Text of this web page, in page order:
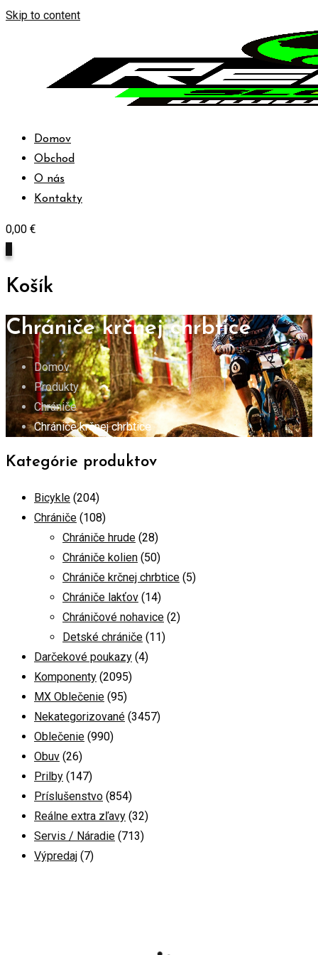
Skip to content
Domov
Obchod
O nás
Kontakty
0,00 €
Košík
Chrániče krčnej chrbtice
Domov
Produkty
Chrániče
Chrániče krčnej chrbtice
Kategórie produktov
Bicykle (204)
Chrániče (108)
Chrániče hrude (28)
Chrániče kolien (50)
Chrániče krčnej chrbtice (5)
Chrániče lakťov (14)
Chráničové nohavice (2)
Detské chrániče (11)
Darčekové poukazy (4)
Komponenty (2095)
MX Oblečenie (95)
Nekategorizované (3457)
Oblečenie (990)
Obuv (26)
Prilby (147)
Príslušenstvo (854)
Reálne extra zľavy (32)
Servis / Náradie (713)
Výpredaj (7)